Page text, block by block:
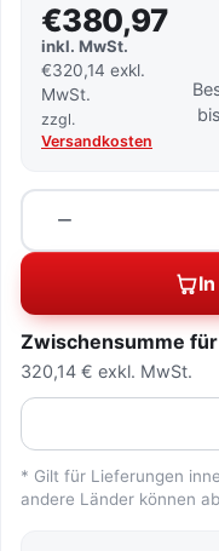
€380,97
inkl. MwSt.
€320,14 exkl.
MwSt.
zzgl.
Versandkosten
−
Menge
Zwischensumme
320,14 € exkl. MwSt.
* Gilt für Lieferungen
andere Länder können